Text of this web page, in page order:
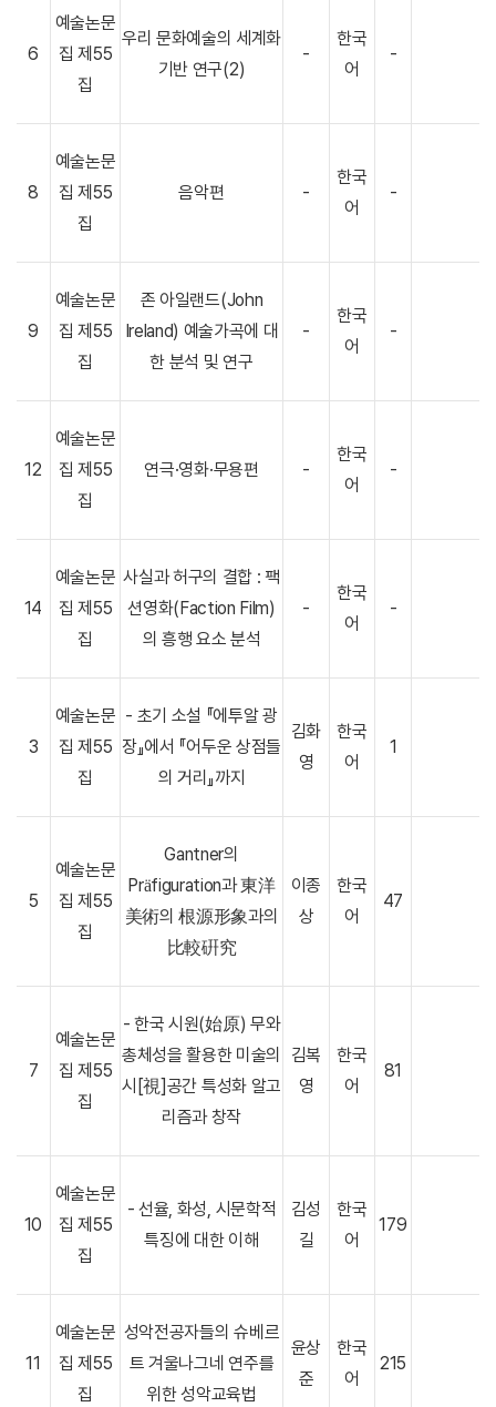
6
예술논문
집 제55
집
우리 문화예술의 세계화
기반 연구(2)
-
한국
어
-
8
예술논문
집 제55
집
음악편 -
한국
어
-
9
예술논문
집 제55
집
존 아일랜드(John
Ireland) 예술가곡에 대
한 분석 및 연구
-
한국
어
-
12
예술논문
집 제55
집
연극·영화·무용편 -
한국
어
-
14
예술논문
집 제55
집
사실과 허구의 결합 : 팩
션영화(Faction Film)
의 흥행 요소 분석
-
한국
어
-
3
예술논문
집 제55
집
- 초기 소설 『에투알 광
장』에서 『어두운 상점들
의 거리』까지
김화
영
한국
어
1
5
예술논문
집 제55
집
Gantner의
Präfiguration과 東洋
美術의 根源形象과의
比較硏究
이종
상
한국
어
47
7
예술논문
집 제55
집
- 한국 시원(始原) 무와
총체성을 활용한 미술의
시[視]공간 특성화 알고
리즘과 창작
김복
영
한국
어
81
10
예술논문
집 제55
집
- 선율, 화성, 시문학적
특징에 대한 이해
김성
길
한국
어
179
11
예술논문
집 제55
집
성악전공자들의 슈베르
트 겨울나그네 연주를
위한 성악교육법
윤상
준
한국
어
215